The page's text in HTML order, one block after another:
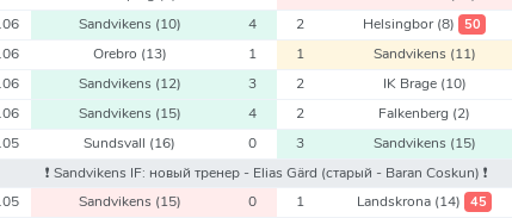
Sandvikens (10) 4 2 Helsingbor(8) 50
Orebro (13) 1 1 Sandvikens (11)
Sandvikens (12) 3 2 IK Brage (10)
Sandvikens (15) 4 2 Falkenberg (2)
Sundsvall (16) 0 3 Sandvikens (15)
❗️ Sandvikens IF: новый тренер - Elias Gärd (старый - Baran Coskun) ❗️
Sandvikens (15) 0 1 Landskrona (14) 45